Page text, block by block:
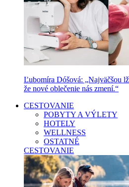
Ľubomíra Dóšová: „Najväčšou
že nové oblečenie nás zmení.“
CESTOVANIE
POBYTY A VÝLETY
HOTELY
WELLNESS
OSTATNÉ
CESTOVANIE